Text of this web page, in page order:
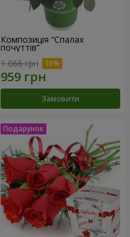
Композиція “Спалах
почуттів”
1 066 грн
Замовити